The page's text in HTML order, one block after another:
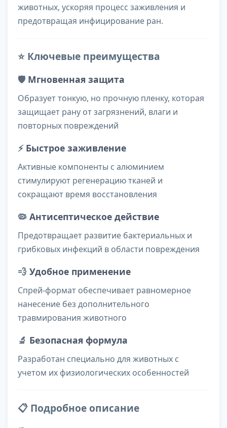
животных, ускоряя процесс заживления и
предотвращая инфицирование ран.
⭐ Ключевые преимущества
🛡️ Мгновенная защита
Образует тонкую, но прочную пленку, которая
защищает рану от загрязнений, влаги и
повторных повреждений
⚡ Быстрое заживление
Активные компоненты с алюминием
стимулируют регенерацию тканей и
сокращают время восстановления
🦠 Антисептическое действие
Предотвращает развитие бактериальных и
грибковых инфекций в области повреждения
💨 Удобное применение
Спрей-формат обеспечивает равномерное
нанесение без дополнительного
травмирования животного
🔬 Безопасная формула
Разработан специально для животных с
учетом их физиологических особенностей
📋 Подробное описание